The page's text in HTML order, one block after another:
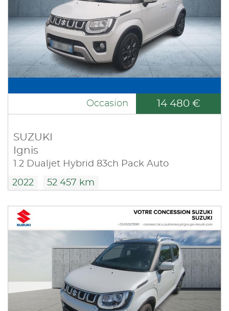
Occasion 14 480 €
SUZUKI
Ignis
1.2 Dualjet Hybrid 83ch Pack Auto
2022 52 457 km